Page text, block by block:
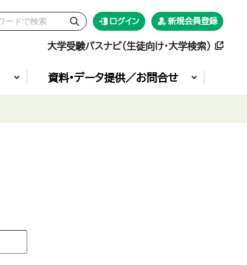
ログイン 新規会員登録
大学受験パスナビ（生徒向け・大学検索）
資料•データ提供／お問合せ